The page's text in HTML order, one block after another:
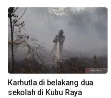
Karhutla di belakang dua
sekolah di Kubu Raya